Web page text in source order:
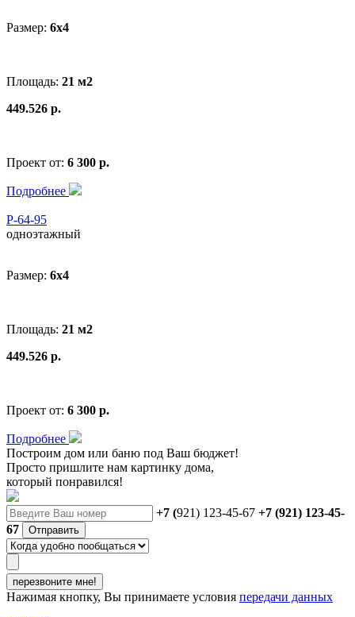
Размер: 6x4
Площадь: 21 м2
449.526 р.
Проект от: 6 300 р.
Подробнее
Р-64-95
одноэтажный
Размер: 6x4
Площадь: 21 м2
449.526 р.
Проект от: 6 300 р.
Подробнее
Построим дом или баню под Ваш бюджет!
Просто пришлите нам картинку дома,
который понравился!
+7 (921) 123-45-67 +7 (921) 123-45-
67
Отправить
перезвоните мне!
Нажимая кнопку, Вы принимаете условия передачи данных